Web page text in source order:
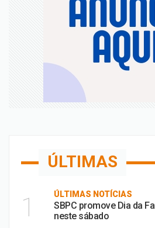
ÚLTIMAS
1 ÚLTIMAS NOTÍCIAS
SBPC promove Dia da
neste sábado